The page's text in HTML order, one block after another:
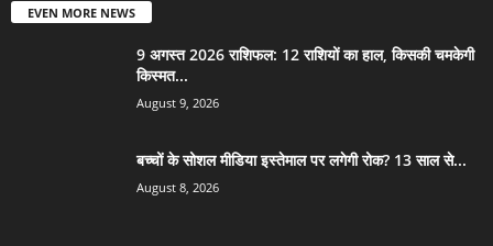
EVEN MORE NEWS
9 अगस्त 2026 राशिफल: 12 राशियों का हाल, किसकी चमकेगी
किस्मत...
August 9, 2026
बच्चों के सोशल मीडिया इस्तेमाल पर लगेगी रोक? 13 साल से...
August 8, 2026